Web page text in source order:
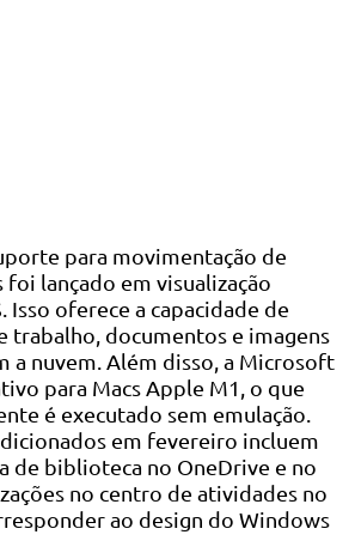
para movimentação de
foi lançado em visualização
Isso oferece a capacidade de
trabalho, documentos e imagens
a nuvem. Além disso, a Microsoft
para Macs Apple M1, o que
é executado sem emulação.
em fevereiro incluem
de biblioteca no OneDrive e no
no centro de atividades no
ao design do Windows